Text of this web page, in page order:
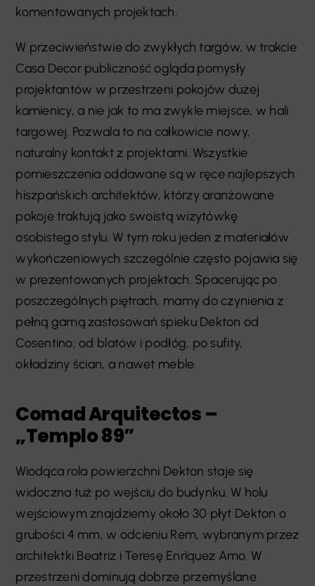
komentowanych projektach.
W przeciwieństwie do zwykłych targów, w trakcie
Casa Decor publiczność ogląda pomysły
projektantów w przestrzeni pokojów dużej
kamienicy, a nie jak to ma zwykle miejsce, w hali
targowej. Pozwala to na całkowicie nowy,
naturalny kontakt z projektami. Wszystkie
pomieszczenia oddawane są w ręce najlepszych
hiszpańskich architektów, którzy aranżowane
pokoje traktują jako swoistą wizytówkę
osobistego stylu. W tym roku jeden z materiałów
wykończeniowych szczególnie często pojawia się
w prezentowanych projektach. Spacerując po
poszczególnych piętrach, mamy do czynienia z
pełną gamą zastosowań spieku Dekton od
Cosentino; od blatów i podłóg, po sufity,
okładziny ścian, a nawet meble.
Comad Arquitectos –
„Templo 89”
Wiodąca rola powierzchni Dekton staje się
widoczna tuż po wejściu do budynku. W holu
wejściowym znajdziemy około 30 płyt Dekton o
grubości 4 mm, w odcieniu Rem, wybranym przez
architektki Beatriz i Teresę Enríquez Amo. W
przestrzeni dominują dobrze przemyślane